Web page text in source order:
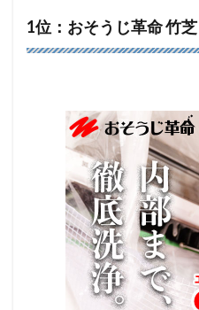
1位：おそうじ革命 竹芝